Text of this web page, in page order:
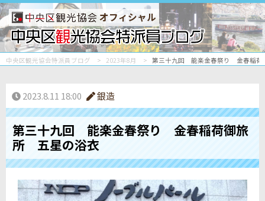
オフィシャル
中央区観光協会特派員ブログ 2023年8月 第三十九回 能楽金春祭り 金春稲
2023.8.11 18:00 銀造
第三十九回 能楽金春祭り 金春稲荷御旅
所 五星の浴衣